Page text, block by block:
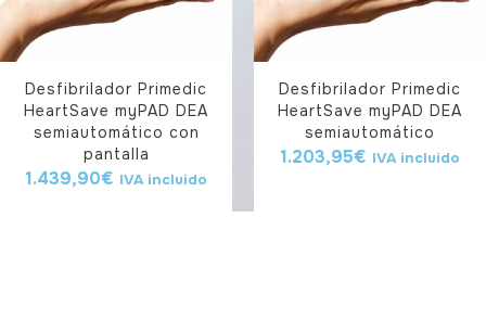
Desfibrilador Primedic
HeartSave myPAD DEA
semiautomático con
pantalla
1.439,90€ IVA incluido
Desfibrilador Primedic
HeartSave myPAD DEA
semiautomático
1.203,95€ IVA incluido